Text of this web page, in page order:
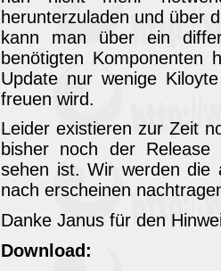
herunterzuladen und über
kann man über ein
benötigten Komponenten
Update nur wenige
freuen wird.
Leider existieren zur Zeit
bisher noch der
sehen ist. Wir werden die
nach erscheinen
Danke Janus für den
Download: